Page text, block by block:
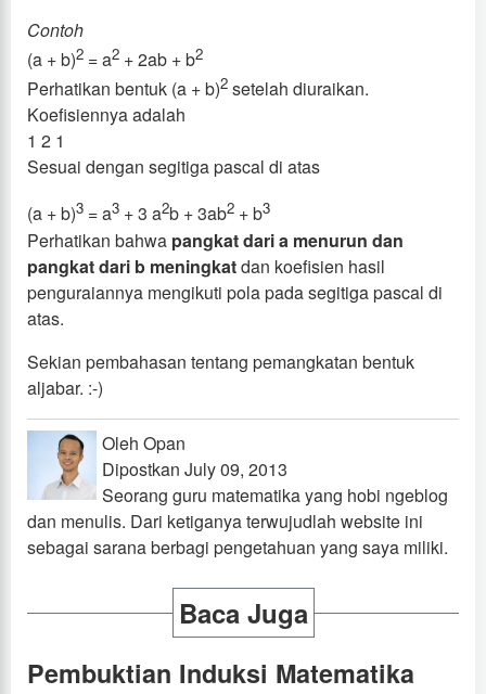
Contoh
(a + b)2 = a2 + 2ab + b2
Perhatikan bentuk (a + b)2 setelah diuraikan.
Koefisiennya adalah
1 2 1
Sesuai dengan segitiga pascal di atas
(a + b)3 = a3 + 3 a2b + 3ab2 + b3
Perhatikan bahwa pangkat dari a menurun dan
pangkat dari b meningkatdan koefisien hasil
penguraiannya mengikuti pola pada segitiga pascal di
atas.
Sekian pembahasan tentang pemangkatan bentuk
aljabar. :-)
Oleh Opan
Dipostkan July 09, 2013
Seorang guru matematika yang hobi ngeblog
dan menulis. Dari ketiganya terwujudlah website ini
sebagai sarana berbagi pengetahuan yang saya miliki.
Baca Juga
Pembuktian Induksi Matematika